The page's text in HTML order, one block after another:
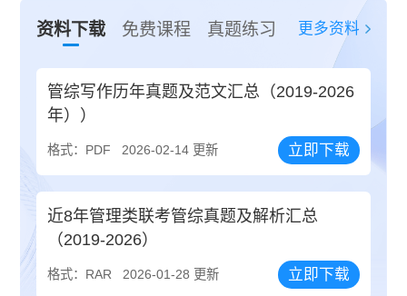
资料下载 免费课程 真题练习 更多资料
管综写作历年真题及范文汇总（2019-2026
年））
格式：PDF 2026-02-14 更新 立即下载
近8年管理类联考管综真题及解析汇总
（2019-2026）
格式：RAR 2026-01-28 更新 立即下载